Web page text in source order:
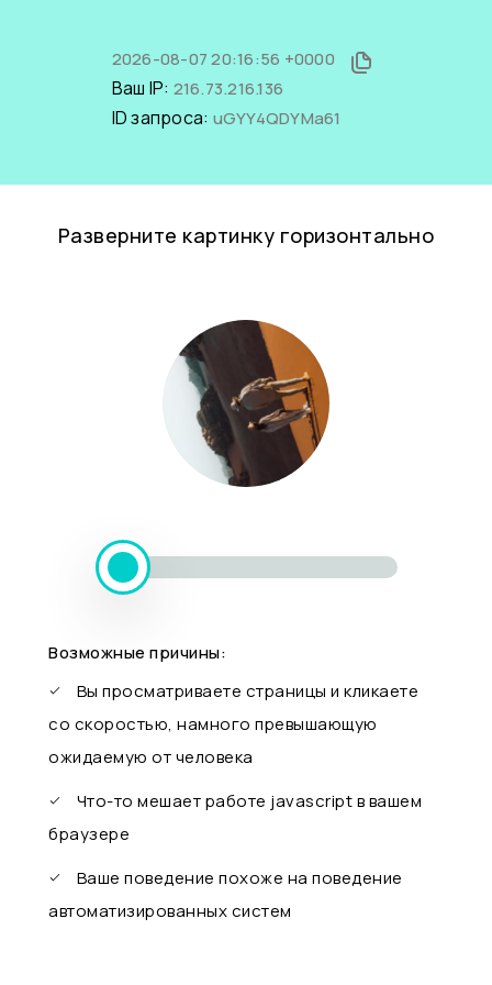
2026-08-07 20:16:56 +0000
Ваш IP: 216.73.216.136
ID запроса: uGYY4QDYMa61
Разверните картинку горизонтально
Возможные причины:
Вы просматриваете страницы и кликаете
со скоростью, намного превышающую
ожидаемую от человека
Что-то мешает работе javascript в вашем
браузере
Ваше поведение похоже на поведение
автоматизированных систем